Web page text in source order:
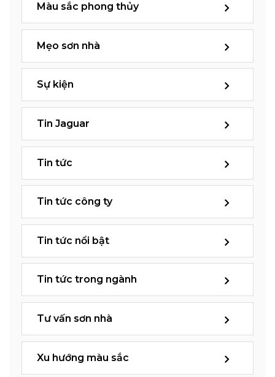
Màu sắc phong thủy
Mẹo sơn nhà
Sự kiện
Tin Jaguar
Tin tức
Tin tức công ty
Tin tức nổi bật
Tin tức trong ngành
Tư vấn sơn nhà
Xu hướng màu sắc